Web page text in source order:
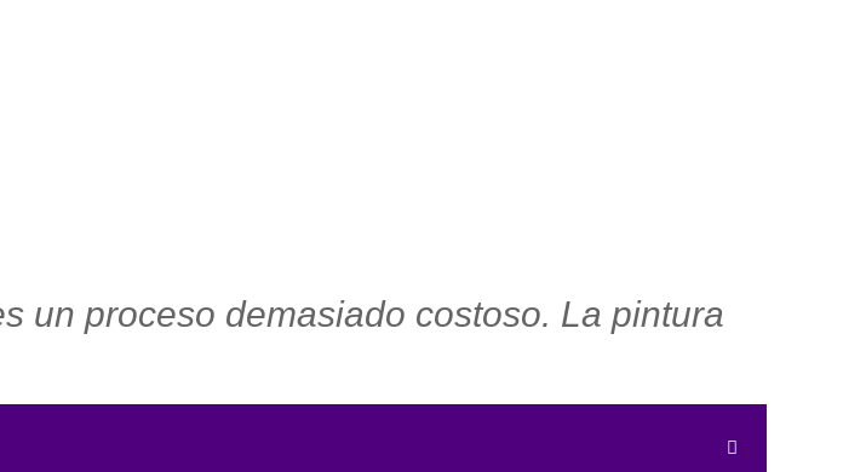
un proceso demasiado costoso. La pintura